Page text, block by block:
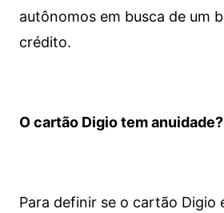
autônomos em busca de um
crédito.
O cartão Digio tem anuidade?
Para definir se o cartão Digio